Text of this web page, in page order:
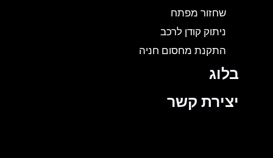
שחזור מפתח
ניתוק קודן לרכב
התקנת מחסום חניה
בלוג
יצירת קשר